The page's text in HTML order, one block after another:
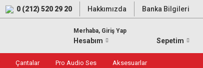
0 (212) 520 29 20 Hakkımızda Banka Bilgileri
Merhaba, Giriş Yap
Hesabım Sepetim
Çantalar Pro Audio Ses Aksesuarlar